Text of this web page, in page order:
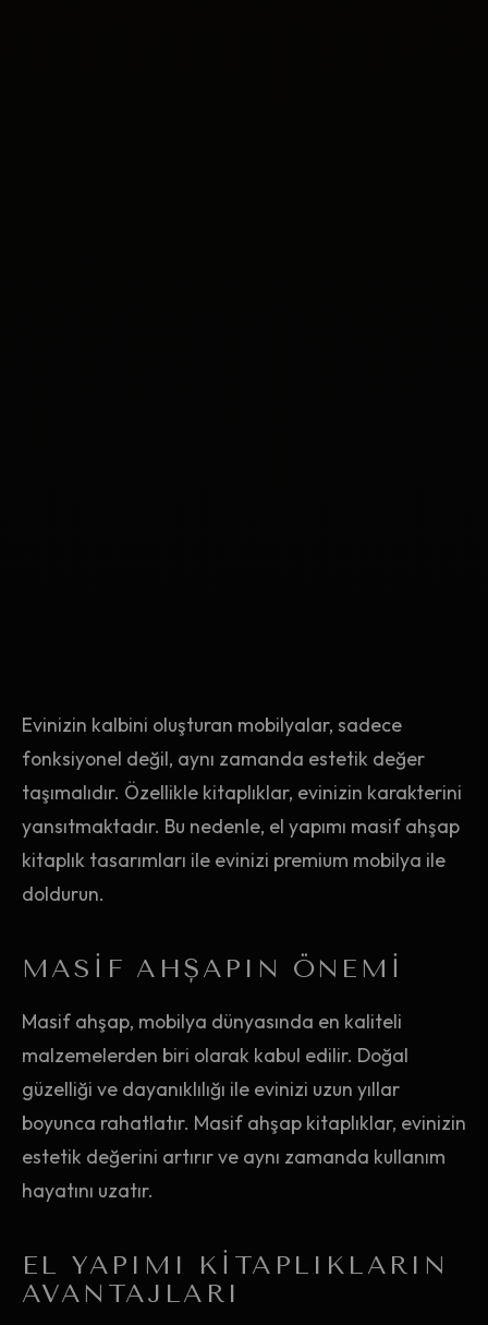
Evinizin kalbini oluşturan mobilyalar, sadece
fonksiyonel değil, aynı zamanda estetik değer
taşımalıdır. Özellikle kitaplıklar, evinizin karakterini
yansıtmaktadır. Bu nedenle, el yapımı masif ahşap
kitaplık tasarımları ile evinizi premium mobilya ile
doldurun.
MASIF AHŞAPIN ÖNEMI
Masif ahşap, mobilya dünyasında en kaliteli
malzemelerden biri olarak kabul edilir. Doğal
güzelliği ve dayanıklılığı ile evinizi uzun yıllar
boyunca rahatlatır. Masif ahşap kitaplıklar, evinizin
estetik değerini artırır ve aynı zamanda kullanım
hayatını uzatır.
EL YAPIMI KITAPLIKLARIN
AVANTAJLARI